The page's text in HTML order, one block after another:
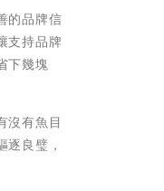
的品牌信
支持品牌
下幾塊
沒有魚目
良璧，